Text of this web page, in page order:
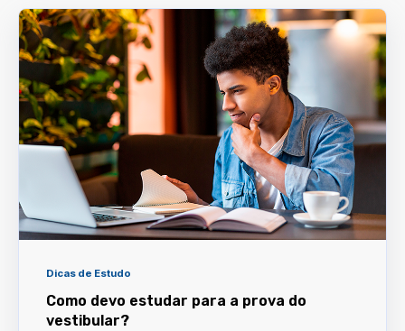
Dicas de Estudo
Como devo estudar para a prova do
vestibular?